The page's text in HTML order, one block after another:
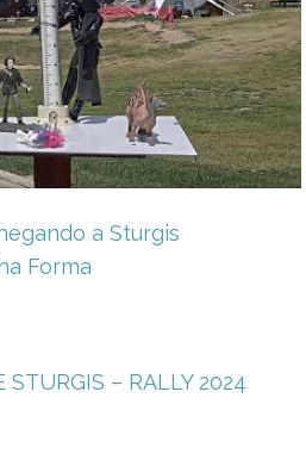
a Sturgis
Forma
STURGIS – RALLY 2024